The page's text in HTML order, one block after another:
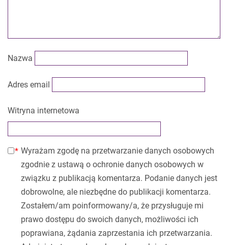
Nazwa
Adres email
Witryna internetowa
Wyrażam zgodę na przetwarzanie danych osobowych
zgodnie z ustawą o ochronie danych osobowych w
związku z publikacją komentarza. Podanie danych jest
dobrowolne, ale niezbędne do publikacji komentarza.
Zostałem/am poinformowany/a, że przysługuje mi
prawo dostępu do swoich danych, możliwości ich
poprawiana, żądania zaprzestania ich przetwarzania.